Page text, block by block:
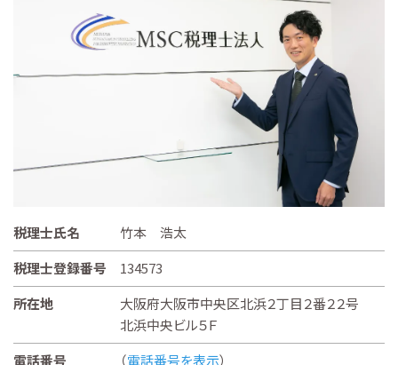
税理士氏名
竹本 浩太
税理士登録番号
134573
所在地
大阪府大阪市中央区北浜２丁目２番２２号
北浜中央ビル５Ｆ
電話番号
（電話番号を表示）